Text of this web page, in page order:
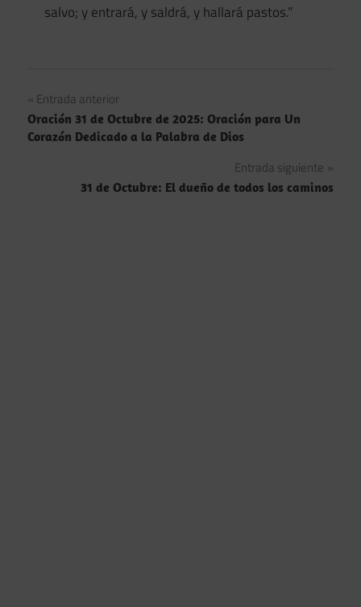
salvo; y entrará, y saldrá, y hallará pastos.”
Navegación
de
Entrada anterior
Oración 31 de Octubre de 2025: Oración para Un
Corazón Dedicado a la Palabra de Dios
Entrada siguiente
31 de Octubre: El dueño de todos los caminos